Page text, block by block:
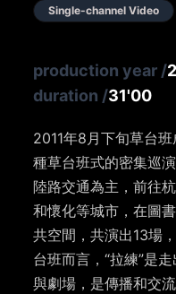
Single-channel Video
production year /
duration /31'00
2011年8月下旬草台
種草台班式的密集巡
陸路交通為主，前往
和懷化等城市，在圖
共空間，共演出13場
台班而言，“拉練”是
與劇場，是傳播和交